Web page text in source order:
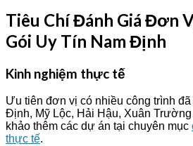
Tiêu Chí Đánh Giá Đơn
Gói Uy Tín Nam Định
Kinh nghiệm thực tế
Ưu tiên đơn vị có nhiều công trình
Định, Mỹ Lộc, Hải Hậu, Xuân
khảo thêm các dự án tại chuyên mục
thực tế.